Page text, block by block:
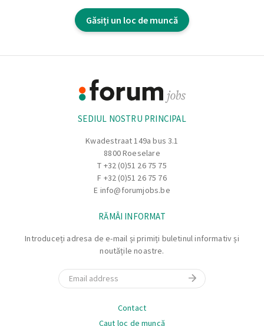
Cateva dintre sarcinile tale:
Esti priceput in interpretarea desenelor tehnice.
dimensiunile corecte.
Te asiguri ca cerintele de calitate sunt respectate.
Esti responsabil pentru ambalarea produsului conform
instructiunilor, etichetarea coletului si transportul
Inchizi bonul de productie in SAP pentru ca produsele
finite sa fie introduse in stoc.
Asezi produsul finit in locul corespunzator din depozitul
Găsiți un loc de muncă
SEDIUL NOSTRU PRINCIPAL
Kwadestraat 149a bus 3.1
8800 Roeselare
T +32 (0)51 26 75 75
F +32 (0)51 26 75 76
E info@forumjobs.be
RĂMÂI INFORMAT
Introduceți adresa de e-mail și primiți buletinul informativ și
noutățile noastre.
Email
Contact
Caut loc de muncă